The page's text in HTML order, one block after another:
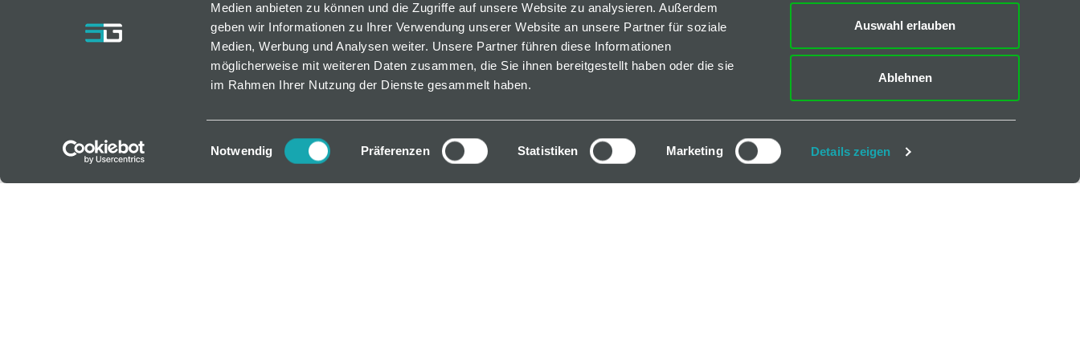
Medien anbieten zu können und die Zugriffe auf unsere Website zu analysieren. Außerdem
geben wir Informationen zu Ihrer Verwendung unserer Website an unsere Partner für soziale
Medien, Werbung und Analysen weiter. Unsere Partner führen diese Informationen
möglicherweise mit weiteren Daten zusammen, die Sie ihnen bereitgestellt haben oder die sie
im Rahmen Ihrer Nutzung der Dienste gesammelt haben.
Einwilligungsauswahl
Notwendig Präferenzen Statistiken Marketing Details zeigen
Auswahl erlauben
Ablehnen